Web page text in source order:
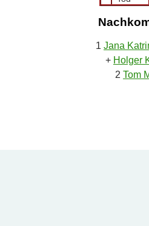
1 Jana
+ Holger
2 Tom